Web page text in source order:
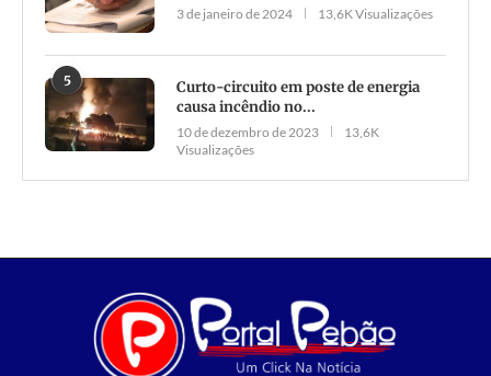
3 de janeiro de 2024 13,6K Visualizações
5
Curto-circuito em poste de energia
causa incêndio no...
10 de dezembro de 2023
13,6K
Visualizações